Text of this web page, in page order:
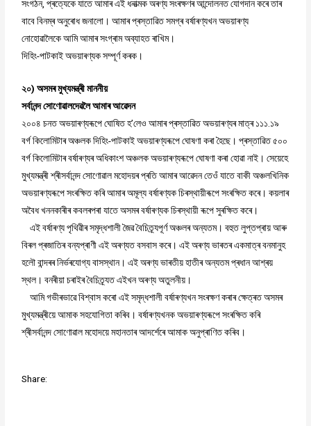
সংগঠন, প্ৰত্যেকে যাতে আমাৰ এই ধনাত্মক অৰণ্য সংৰক্ষণৰ আন্দোলনত যোগদান কৰে তাৰ
বাবে বিনম্ৰ অনুৰোধ জনালো। আমাৰ প্ৰস্তাৱিত সমগ্ৰ বৰ্ষাৰণ্যখন অভয়াৰণ্য
নোহোৱালৈকে আমি আমাৰ সংগ্ৰাম অব্যাহত ৰাখিম।
দিহিং-পাটকাই অভয়াৰণ্যক সম্পূৰ্ণ কৰক।
২০) অসমৰ মুখ্যমন্ত্ৰী মাননীয়
সৰ্বানন্দ সোণোৱালদেৱলৈ আমাৰ আৱেদন
২০০৪ চনত অভয়াৰণ্যৰূপে ঘোষিত হ’লেও আমাৰ প্ৰস্তাৱিত অভয়াৰণ্যৰ মাত্ৰ ১১১.১৯
বৰ্গ কিলোমিটাৰ অঞ্চলক দিহিং-পাটকাই অভয়াৰণ্যৰূপে ঘোষণা কৰা হৈছে। প্ৰস্তাৱিত ৫০০
বৰ্গ কিলোমিটাৰ বৰ্ষাৰণ্যৰ অধিকাংশ অঞ্চলক অভয়াৰণ্যৰূপে ঘোষণা কৰা হোৱা নাই। সেয়েহে
মুখ্যমন্ত্ৰী শ্ৰীসৰ্বানন্দ সোণোৱাল মহোদয়ৰ প্ৰতি আমাৰ আৱেদন তেওঁ যাতে বাকী অঞ্চলখিনিক
অভয়াৰণ্যৰূপে সংৰক্ষিত কৰি আমাৰ অমূল্য বৰ্ষাৰণ্যক চিৰস্থায়ীৰূপে সংৰক্ষিত কৰে। কয়লাৰ
অবৈধ খননকাৰীৰ কবলৰপৰা যাতে অসমৰ বৰ্ষাৰণ্যক চিৰস্থায়ী ৰূপে সুৰক্ষিত কৰে।
এই বৰ্ষাৰণ্য পৃথিৱীৰ সমৃদ্ধশালী জৈৱ বৈচিত্ৰ্যপূৰ্ণ অঞ্চলৰ অন্যতম। বহুত লুপ্তপ্ৰায় আৰু
বিৰল প্ৰজাতিৰ বন্যপ্ৰাণী এই অৰণ্যত বসবাস কৰে। এই অৰণ্য ভাৰতৰ একমাত্ৰ বনমানুহ
হলৌ বান্দৰৰ নিৰ্ভৰযোগ্য বাসস্থান। এই অৰণ্য ভাৰতীয় হাতীৰ অন্যতম প্ৰধান আশ্ৰয়
স্থল। বনৰীয়া চৰাইৰ বৈচিত্ৰ্যত এইখন অৰণ্য অতুলনীয়।
আমি গভীৰভাৱে বিশ্বাস কৰো এই সমৃদ্ধশালী বৰ্ষাৰণ্যখন সংৰক্ষণ কৰাৰ ক্ষেত্ৰত অসমৰ
মুখ্যমন্ত্ৰীয়ে আমাক সহযোগিতা কৰিব। বৰ্ষাৰণ্যখনক অভয়াৰণ্যৰূপে সংৰক্ষিত কৰি
শ্ৰীসৰ্বানন্দ সোণোৱাল মহোদয়ে মহানতাৰ আদৰ্শেৰে আমাক অনুপ্ৰাণিত কৰিব।
Share: